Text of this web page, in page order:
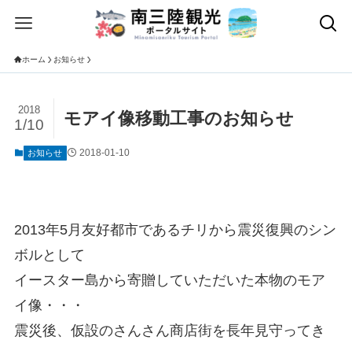
ホーム お知らせ
モアイ像移動工事のお知らせ
2018
1/10
お知らせ 2018-01-10
2013年5月友好都市であるチリから震災復興のシン
ボルとして
イースター島から寄贈していただいた本物のモア
イ像・・・
震災後、仮設のさんさん商店街を長年見守ってき